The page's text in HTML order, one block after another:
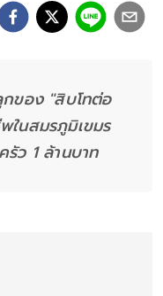
ของ "สิบโทต่อ
นสมรภูมิเขมร
ว 1 ล้านบาท